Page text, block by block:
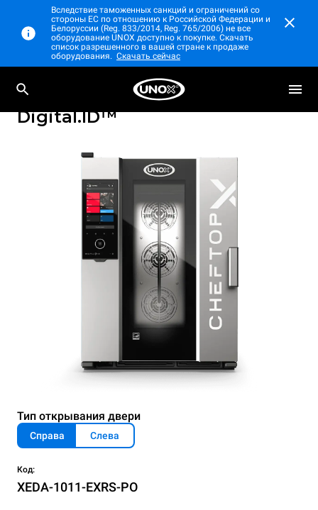
Вследствие таможенных санкций и ограничений со
стороны ЕС по отношению к Российской Федерации и
Белоруссии (Reg. 833/2014, Reg. 765/2006) не все
оборудование UNOX доступно к покупке. Скачать
список разрешенного в вашей стране к продаже
оборудования. Скачать сейчас
Профессиональный настольный
пароконвектомат
CHEFTOP-X™
Digital.ID™
Тип открывания двери
Справа Слева
Код:
XEDA-1011-EXRS-PO